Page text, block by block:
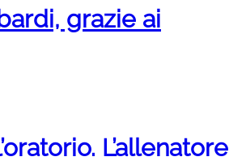
grazie ai
L’allenatore